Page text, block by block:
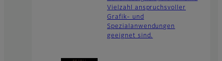
Vielzahl anspruchsvoller
Grafik- und
Spezialanwendungen
geeignet sind.